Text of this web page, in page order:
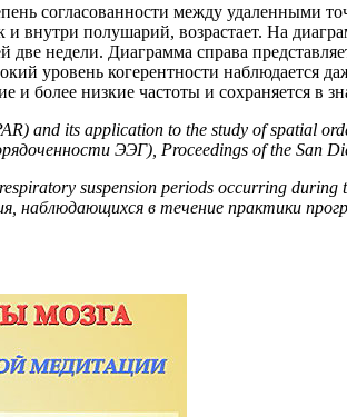
согласованности между удаленными
внутри полушарий, возрастает. На
недели. Диаграмма справа
уровень когерентности наблюдается
и более низкие частоты и сохраняется в
and its application to the study of spatial
ЭЭГ), Proceedings of the San
suspension periods occurring
наблюдающихся в течение практики